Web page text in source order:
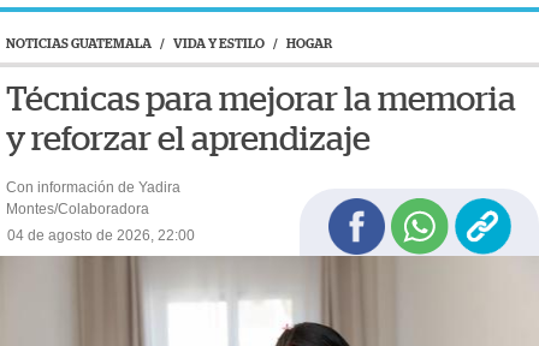
NOTICIAS GUATEMALA / VIDA Y ESTILO / HOGAR
Técnicas para mejorar la memoria
y reforzar el aprendizaje
Con información de Yadira
Montes/Colaboradora
04 de agosto de 2026, 22:00